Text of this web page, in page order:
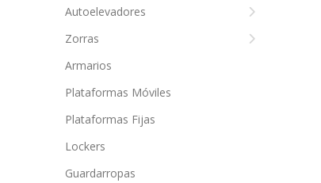
Autoelevadores
Zorras
Armarios
Plataformas Móviles
Plataformas Fijas
Lockers
Guardarropas